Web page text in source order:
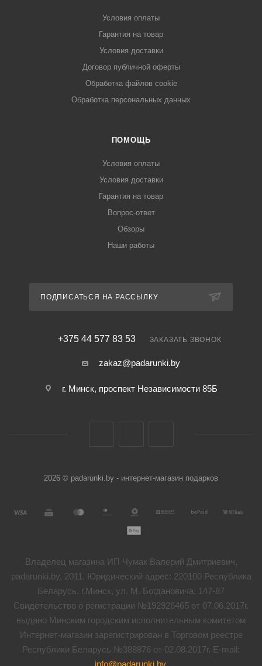
Условия оплаты
Гарантия на товар
Условия доставки
Договор публичной оферты
Обработка файлов cookie
Обработка персональных данных
ПОМОЩЬ
Условия оплаты
Условия доставки
Гарантия на товар
Вопрос-ответ
Обзоры
Наши работы
ПОДПИСАТЬСЯ НА РАССЫЛКУ
+375 44 577 83 53 ЗАКАЗАТЬ ЗВОНОК
zakaz@padarunki.by
г. Минск, проспект Независимости 85Б
2026 © padarunki.by - интернет-магазин подарков
Владелец магазина ИП Чумак Валерий Дмитриевич,
padarunki.by, 2011. Юридический адрес: 220100 Республика
Беларусь, г.Минск, ул. М. Богдановича, 147-87
Свидетельство о регистрации №192926465 от 07.06.2017г.
выдано Минским городским исполнительным комитетом
Интернет-магазин зарегистрирован в Торговом реестре
Республики Беларусь №388876 от 02.08.2017г. E-mail:
info@padarunki.by.